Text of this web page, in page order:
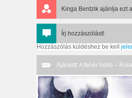
Kinga Bentzik ajánlja ezt
Írj hozzászólást!
Hozzászólás küldéshez be kell
Ajánlott: A fehér holló –